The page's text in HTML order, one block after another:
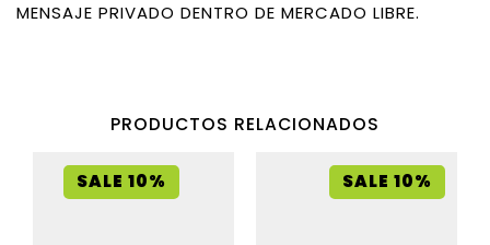
MENSAJE PRIVADO DENTRO DE MERCADO LIBRE.
PRODUCTOS RELACIONADOS
SALE 10% SALE 10%